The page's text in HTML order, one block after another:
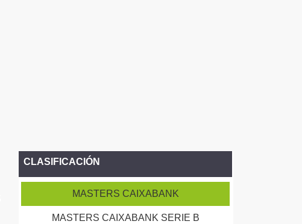
CLASIFICACIÓN
MASTERS CAIXABANK
MASTERS CAIXABANK SERIE B